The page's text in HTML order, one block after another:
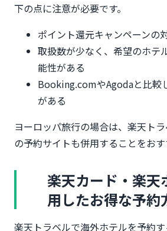
下の点に注意が必要です。
ポイント還元キャンペーンの
取扱数が少なく、希望のホテ
能性がある
Booking.comやAgodaと比較
がある
ヨーロッパ旅行の場合は、楽天ト
の予約サイトも併用することをおす
楽天カード・楽天
用したお得な予約
楽天トラベルで海外ホテルを予約